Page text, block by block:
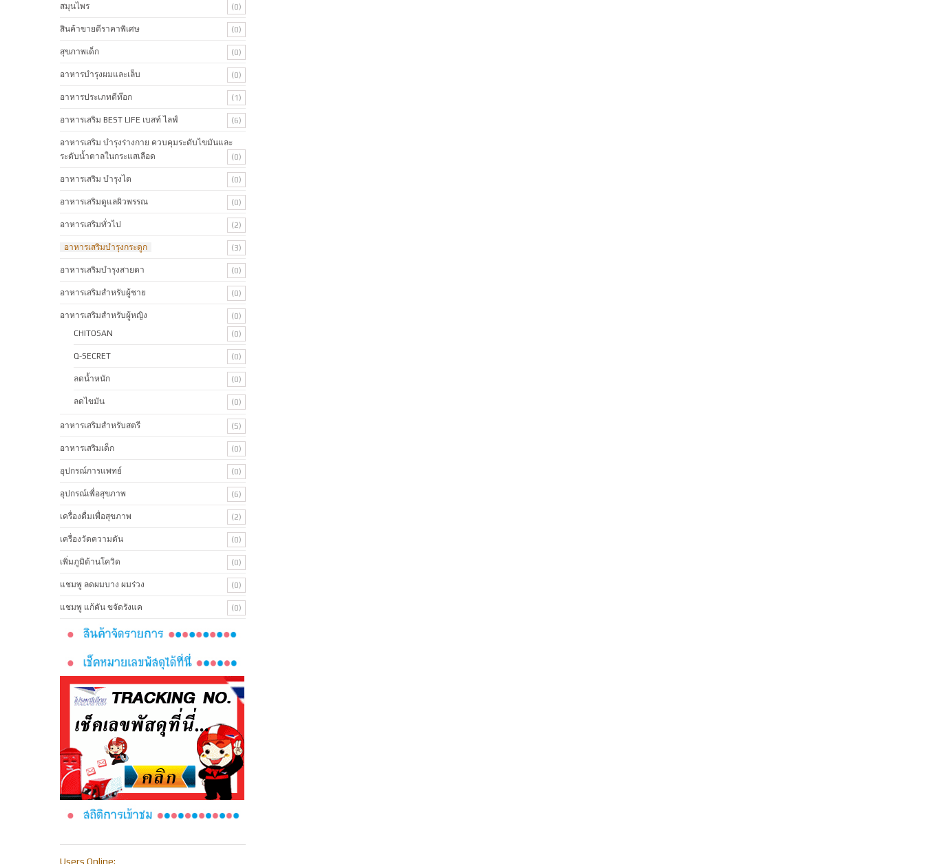
สมุนไพร (0)
สินค้าขายดีราคาพิเศษ (0)
สุขภาพเด็ก (0)
อาหารบำรุงผมและเล็บ (0)
อาหารประเภทดีท๊อก (1)
อาหารเสริม BEST LIFE เบสท์ ไลฟ์ (6)
อาหารเสริม บำรุงร่างกาย ควบคุมระดับไขมันและ
ระดับน้ำตาลในกระแสเลือด
(0)
อาหารเสริม บำรุงไต (0)
อาหารเสริมดูแลผิวพรรณ (0)
อาหารเสริมทั่วไป (2)
อาหารเสริมบำรุงกระดูก (3)
อาหารเสริมบำรุงสายตา (0)
อาหารเสริมสำหรับผู้ชาย (0)
อาหารเสริมสำหรับผู้หญิง
(0)
CHITOSAN
(0)
Q-SECRET (0)
ลดน้ำหนัก (0)
ลดไขมัน (0)
อาหารเสริมสำหรับสตรี (5)
อาหารเสริมเด็ก (0)
อุปกรณ์การแพทย์ (0)
อุปกรณ์เพื่อสุขภาพ (6)
เครื่องดื่มเพื่อสุขภาพ (2)
เครื่องวัดความดัน (0)
เพิ่มภูมิต้านโควิด (0)
แชมพู ลดผมบาง ผมร่วง (0)
แชมพู แก้คัน ขจัดรังแค (0)
Users Online: